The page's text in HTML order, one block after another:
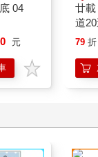
04
元
廿
道
79 折